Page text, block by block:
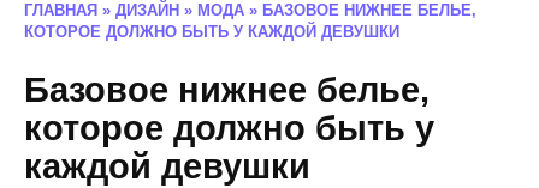
ГЛАВНАЯ » ДИЗАЙН » МОДА » БАЗОВОЕ НИЖНЕЕ БЕЛЬЕ,
КОТОРОЕ ДОЛЖНО БЫТЬ У КАЖДОЙ ДЕВУШКИ
Базовое нижнее белье,
которое должно быть у
каждой девушки